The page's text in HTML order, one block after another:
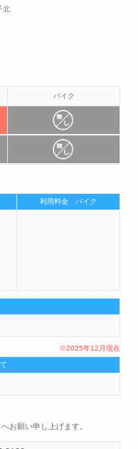
北
バイク
利用料金 バイク
※2025年12月現在
お願い申し上げます。